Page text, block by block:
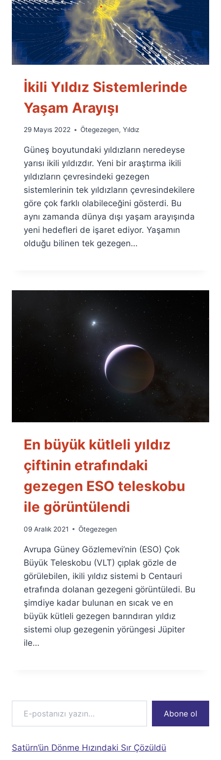
İkili Yıldız Sistemlerinde
Yaşam Arayışı
By
Fuat
Özyar
29 Mayıs 2022 Ötegezegen, Yıldız
Güneş boyutundaki yıldızların neredeyse
yarısı ikili yıldızdır. Yeni bir araştırma ikili
yıldızların çevresindeki gezegen
sistemlerinin tek yıldızların çevresindekilere
göre çok farklı olabileceğini gösterdi. Bu
aynı zamanda dünya dışı yaşam arayışında
yeni hedefleri de işaret ediyor. Yaşamın
olduğu bilinen tek gezegen…
En büyük kütleli yıldız
çiftinin etrafındaki
gezegen ESO teleskobu
ile görüntülendi
By
Fuat
Özyar
09 Aralık 2021 Ötegezegen
Avrupa Güney Gözlemevi’nin (ESO) Çok
Büyük Teleskobu (VLT) çıplak gözle de
görülebilen, ikili yıldız sistemi b Centauri
etrafında dolanan gezegeni görüntüledi. Bu
şimdiye kadar bulunan en sıcak ve en
büyük kütleli gezegen barındıran yıldız
sistemi olup gezegenin yörüngesi Jüpiter
ile…
E-postanızı yazın…
Abone ol
Satürn’ün Dönme Hızındaki Sır Çözüldü